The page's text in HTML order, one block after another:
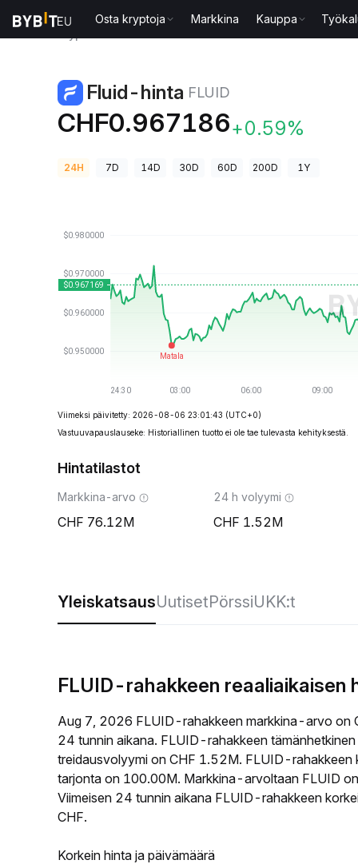
Osta kryptoja Markkina Kauppa
Fluid-hinta FLUID
CHF0.967186+0.59%
24H 7D 14D 30D 60D 200D 1Y
Viimeksi päivitetty: 2026-08-06 23:01:43 (UTC+0)
Vastuuvapauslauseke: Historiallinen tuotto ei ole tae tulevasta kehityksestä.
Hintatilastot
Markkina-arvo
76.12M
24 h volyymi
1.52M
YleiskatsausUutisetPörssiUKK:t
FLUID-rahakkeen reaaliaikaisen
Aug 7, 2026 FLUID-rahakkeen markkina-arvo on
24 tunnin aikana. FLUID-rahakkeen
treidausvolyymi on CHF 1.52M. FLUID-rahakkeen
tarjonta on 100.00M. Markkina-arvoltaan FLUID
Viimeisen 24 tunnin aikana FLUID-rahakkeen
CHF.
Korkein hinta ja päivämäärä